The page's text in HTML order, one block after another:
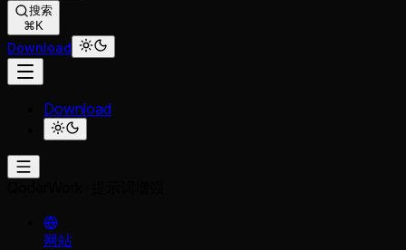
搜索
⌘K
Download
Download
网站